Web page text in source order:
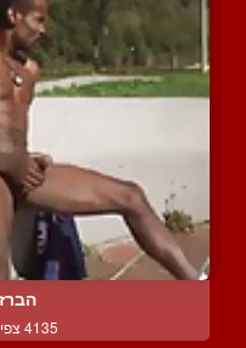
4135 צפיות